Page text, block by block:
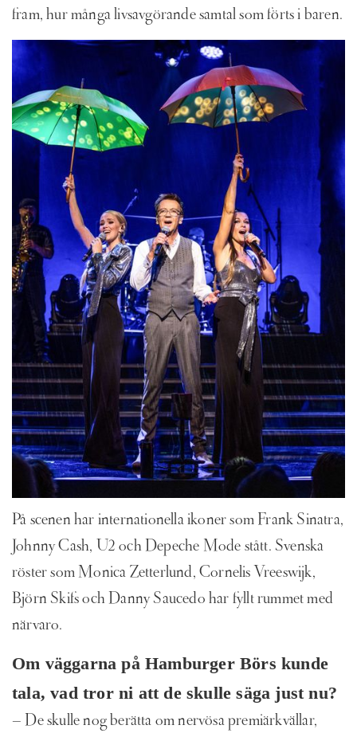
fram, hur många livsavgörande samtal som förts i baren.
På scenen har internationella ikoner som Frank Sinatra,
Johnny Cash, U2 och Depeche Mode stått. Svenska
röster som Monica Zetterlund, Cornelis Vreeswijk,
Björn Skifs och Danny Saucedo har fyllt rummet med
närvaro.
Om väggarna på Hamburger Börs kunde
tala, vad tror ni att de skulle säga just nu?
– De skulle nog berätta om nervösa premiärkvällar,